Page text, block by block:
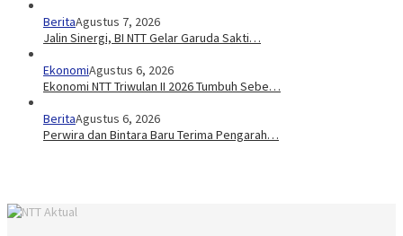
BeritaAgustus 7, 2026
Jalin Sinergi, BI NTT Gelar Garuda Sakti…
EkonomiAgustus 6, 2026
Ekonomi NTT Triwulan II 2026 Tumbuh Sebe…
BeritaAgustus 6, 2026
Perwira dan Bintara Baru Terima Pengarah…